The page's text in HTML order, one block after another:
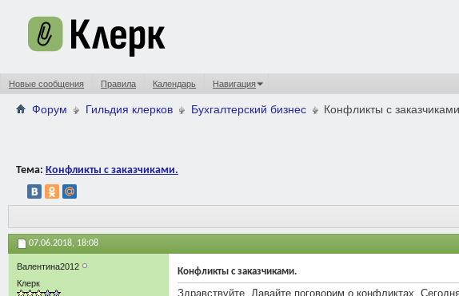
Новые сообщения Правила Календарь Навигация
Форум Гильдия клерков Бухгалтерский бизнес Конфликты с заказчиками.
Тема: Конфликты с заказчиками.
07.06.2018, 18:08
Валентина2012
Клерк
Конфликты с заказчиками.
Здравствуйте. Давайте поговорим о конфликтах.